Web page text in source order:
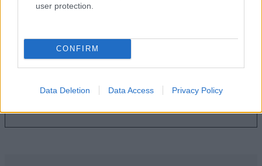
user protection.
CONFIRM
Data Deletion Data Access Privacy Policy
και 70 – Μην περιμένετε να σας «προδώσει» το
Ακολουθήστε το NEWSBEAST στο Google News